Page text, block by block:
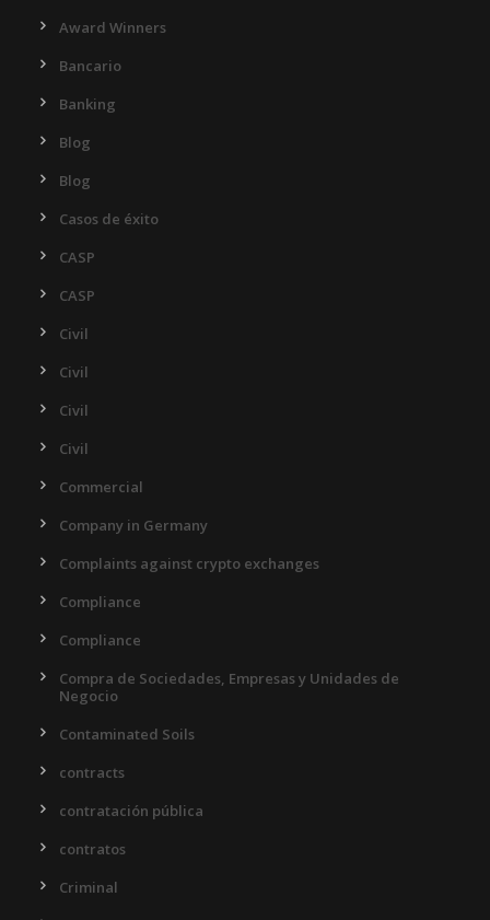
Award Winners
Bancario
Banking
Blog
Blog
Casos de éxito
CASP
CASP
Civil
Civil
Civil
Civil
Commercial
Company in Germany
Complaints against crypto exchanges
Compliance
Compliance
Compra de Sociedades, Empresas y Unidades de
Negocio
Contaminated Soils
contracts
contratación pública
contratos
Criminal